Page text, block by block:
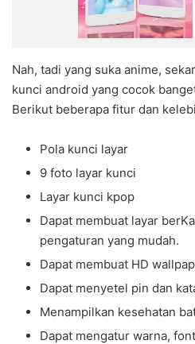
Nah, tadi yang suka anime,
kunci android yang cocok
Berikut beberapa fitur dan
Pola kunci layar
9 foto layar kunci
Layar kunci kpop
Dapat membuat layar
pengaturan yang mudah.
Dapat membuat HD
Dapat menyetel pin dan
Menampilkan kesehatan
Dapat mengatur warna,